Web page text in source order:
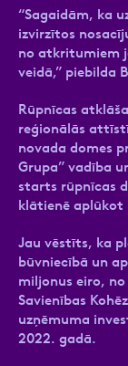
“Sagaidām, ka
izvirzītos
no atkritumiem
veidā,” piebilda
Rūpnīcas
reģionālās
novada domes
Grupa” vadība
starts rūpnīcas
klātienē aplūkot
Jau vēstīts, ka
būvniecībā un
miljonus eiro,
Savienības
uzņēmuma
2022. gadā.